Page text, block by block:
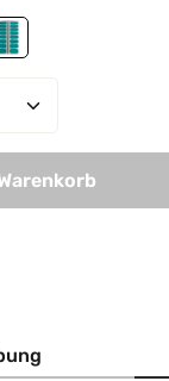
Sticky Cactus
Gib den